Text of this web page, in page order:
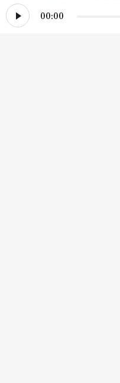
00:00